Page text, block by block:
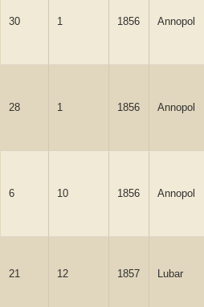
30 1 1856 Annopol
28 1 1856 Annopol
6 10 1856 Annopol
21 12 1857 Lubar